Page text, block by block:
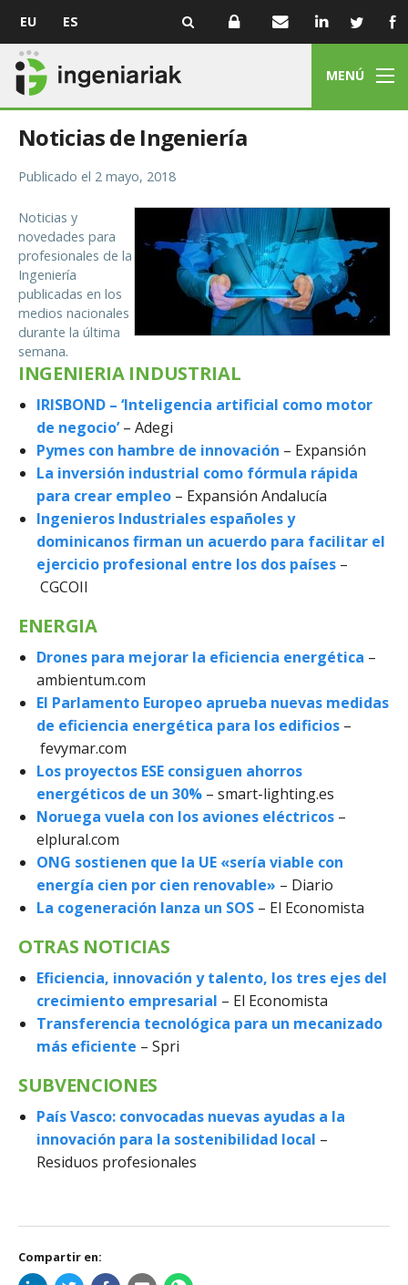
EU ES
MENÚ
Noticias de Ingeniería
Publicado el 2 mayo, 2018
Noticias y
novedades para
profesionales de la
Ingeniería
publicadas en los
medios nacionales
durante la última
semana.
INGENIERIA INDUSTRIAL
IRISBOND – ‘Inteligencia artificial como motor
de negocio’ – Adegi
Pymes con hambre de innovación – Expansión
La inversión industrial como fórmula rápida
para crear empleo – Expansión Andalucía
Ingenieros Industriales españoles y
dominicanos firman un acuerdo para facilitar el
ejercicio profesional entre los dos países –
CGCOII
ENERGIA
Drones para mejorar la eficiencia energética –
ambientum.com
El Parlamento Europeo aprueba nuevas medidas
de eficiencia energética para los edificios –
fevymar.com
Los proyectos ESE consiguen ahorros
energéticos de un 30% – smart-lighting.es
Noruega vuela con los aviones eléctricos –
elplural.com
ONG sostienen que la UE «sería viable con
energía cien por cien renovable» – Diario
La cogeneración lanza un SOS – El Economista
OTRAS NOTICIAS
Eficiencia, innovación y talento, los tres ejes del
crecimiento empresarial – El Economista
Transferencia tecnológica para un mecanizado
más eficiente – Spri
SUBVENCIONES
País Vasco: convocadas nuevas ayudas a la
innovación para la sostenibilidad local –
Residuos profesionales
Compartir en: